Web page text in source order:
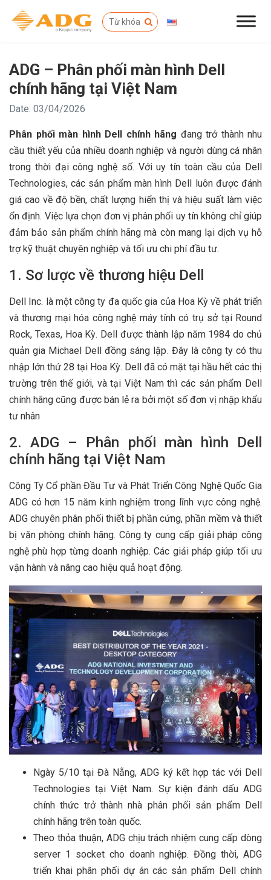
ADG – Phân phối màn hình Dell
chính hãng tại Việt Nam
Date: 03/04/2026
Phân phối màn hình Dell chính hãng đang trở thành nhu
cầu thiết yếu của nhiều doanh nghiệp và người dùng cá nhân
trong thời đại công nghệ số. Với uy tín toàn cầu của Dell
Technologies, các sản phẩm màn hình Dell luôn được đánh
giá cao về độ bền, chất lượng hiển thị và hiệu suất làm việc
ổn định. Việc lựa chọn đơn vị phân phối uy tín không chỉ giúp
đảm bảo sản phẩm chính hãng mà còn mang lại dịch vụ hỗ
trợ kỹ thuật chuyên nghiệp và tối ưu chi phí đầu tư.
1. Sơ lược về thương hiệu Dell
Dell Inc. là một công ty đa quốc gia của Hoa Kỳ về phát triển
và thương mại hóa công nghệ máy tính có trụ sở tại Round
Rock, Texas, Hoa Kỳ. Dell được thành lập năm 1984 do chủ
quản gia Michael Dell đồng sáng lập. Đây là công ty có thu
nhập lớn thứ 28 tại Hoa Kỳ. Dell đã có mặt tại hầu hết các thị
trường trên thế giới, và tại Việt Nam thì các sản phẩm Dell
chính hãng cũng được bán lẻ ra bởi một số đơn vị nhập khẩu
tư nhân
2. ADG – Phân phối màn hình Dell
chính hãng tại Việt Nam
Công Ty Cổ phần Đầu Tư và Phát Triển Công Nghệ Quốc Gia
ADG có hơn 15 năm kinh nghiệm trong lĩnh vực công nghệ.
ADG chuyên phân phối thiết bị phần cứng, phần mềm và thiết
bị văn phòng chính hãng. Công ty cung cấp giải pháp công
nghệ phù hợp từng doanh nghiệp. Các giải pháp giúp tối ưu
vận hành và nâng cao hiệu quả hoạt động.
Ngày 5/10 tại Đà Nẵng, ADG ký kết hợp tác với Dell
Technologies tại Việt Nam. Sự kiện đánh dấu ADG
chính thức trở thành nhà phân phối sản phẩm Dell
chính hãng trên toàn quốc.
Theo thỏa thuận, ADG chịu trách nhiệm cung cấp dòng
server 1 socket cho doanh nghiệp. Đồng thời, ADG
triển khai phân phối dự án các sản phẩm Dell chính